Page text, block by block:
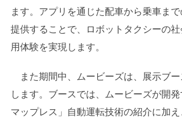
ます。アプリを通じた配車から乗車ま
提供することで、ロボットタクシーの社
用体験を実現します。
また期間中、ムービーズは、展示ブー
します。ブースでは、ムービーズが開
マップレス」自動運転技術の紹介に加